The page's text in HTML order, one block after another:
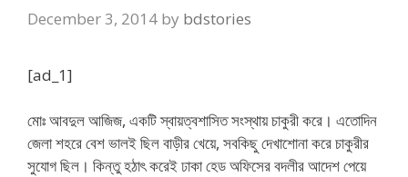
December 3, 2014 by bdstories
[ad_1]
মোঃ আবদুল আজিজ, একটি স্বায়ত্বশাসিত সংস্থায় চাকুরী করে। এতোদিন
জেলা শহরে বেশ ভালই ছিল বাড়ীর খেয়ে, সবকিছু দেখাশোনা করে চাকুরীর
সুযোগ ছিল। কিন্তু হঠাৎ করেই ঢাকা হেড অফিসের বদলীর আদেশ পেয়ে